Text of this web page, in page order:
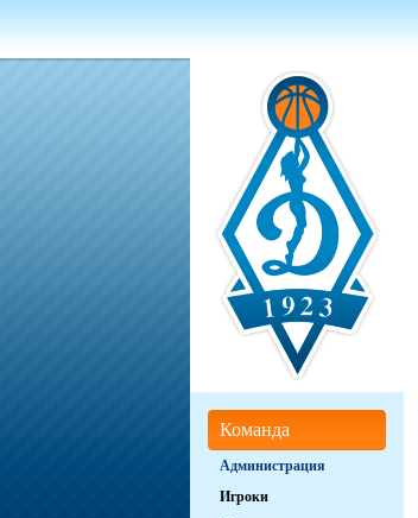
Команда
Администрация
Игроки